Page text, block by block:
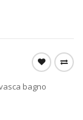
bagno